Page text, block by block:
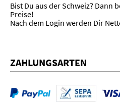
Bist Du aus der Schweiz? Dann
Preise!
Nach dem Login werden Dir
ZAHLUNGSARTEN